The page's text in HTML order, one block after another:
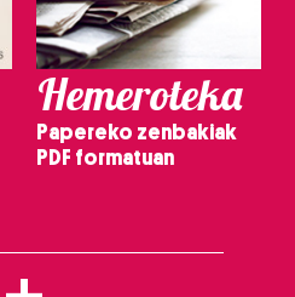
Hemeroteka
Papereko zenbakiak
PDF formatuan